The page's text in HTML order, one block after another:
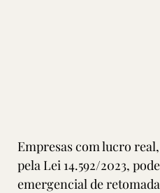
Empresas com lucro
pela Lei 14.592/2023,
emergencial de